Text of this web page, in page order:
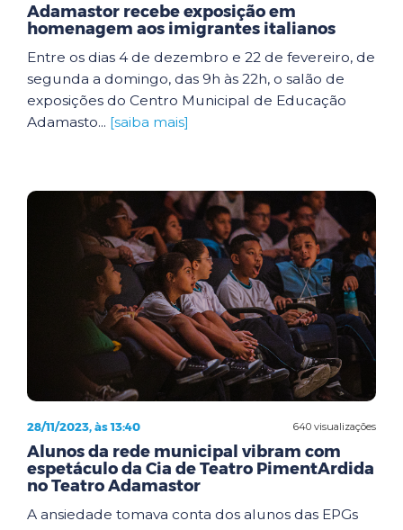
Adamastor recebe exposição em
homenagem aos imigrantes italianos
Entre os dias 4 de dezembro e 22 de fevereiro, de
segunda a domingo, das 9h às 22h, o salão de
exposições do Centro Municipal de Educação
Adamasto... [saiba mais]
640 visualizações
28/11/2023, às 13:40
Alunos da rede municipal vibram com
espetáculo da Cia de Teatro PimentArdida
no Teatro Adamastor
A ansiedade tomava conta dos alunos das EPGs